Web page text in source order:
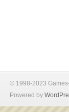
© 1998-2023
Powered by